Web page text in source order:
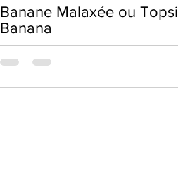
Banane Malaxée ou Topsi
Banana